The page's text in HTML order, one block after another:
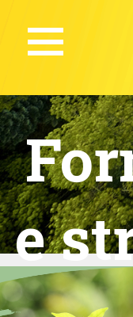
e